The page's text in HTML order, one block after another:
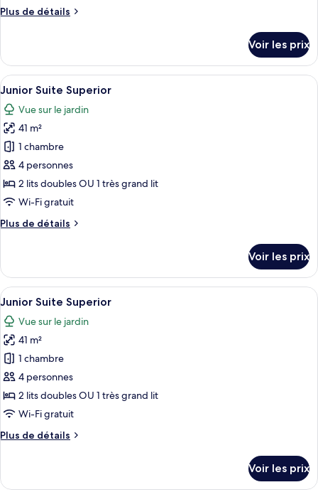
Junior
Plus de détails
Plus
le
type
de
Junior
Suite
Superior
Voir les prix
Afficher
toutes
les
photos
pour
ce
type
de
chambre :
Junior
1 chambre, minibar, coffres-forts
8
Junior Suite Superior
Vue sur le jardin
41 m²
1 chambre
4 personnes
2 lits doubles OU 1 très grand lit
Wi-Fi gratuit
Plus de détails
Plus
le
type
de
Junior
Suite
Superior
Voir les prix
Afficher
toutes
les
photos
pour
ce
type
de
chambre :
Junior
1 chambre, minibar, coffres-forts
8
Junior Suite Superior
Vue sur le jardin
41 m²
1 chambre
4 personnes
2 lits doubles OU 1 très grand lit
Wi-Fi gratuit
Plus de détails
Plus
le
Voir les prix